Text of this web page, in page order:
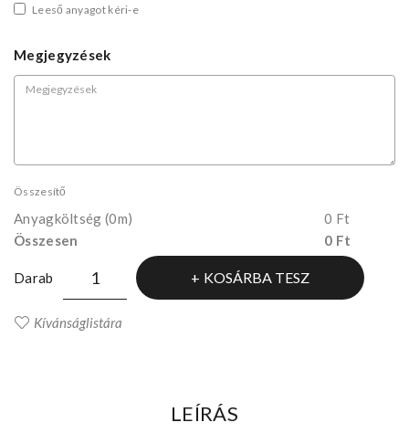
Leeső anyagot kéri-e
Megjegyzések
Összesítő
Anyagköltség (0m)
0 Ft
Összesen
0 Ft
Darab KOSÁRBA TESZ
Kívánságlistára
LEÍRÁS